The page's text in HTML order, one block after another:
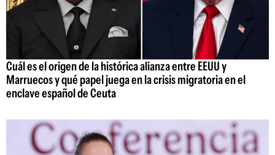
Cuál es el origen de la histórica alianza entre EEUU y
Marruecos y qué papel juega en la crisis migratoria en el
enclave español de Ceuta